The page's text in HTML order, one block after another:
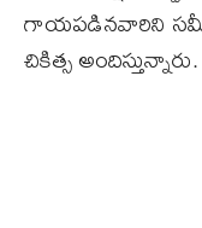
గాయపడినవారిని సమీప
చికిత్స అందిస్తున్నారు.